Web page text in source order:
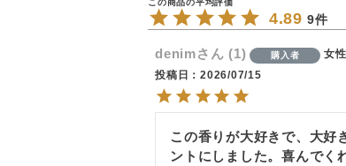
4.89 9
denim 1 購入者
女性
投稿日
2026/07/15
この香りが大好きで、大好
ントにしました。喜んでく